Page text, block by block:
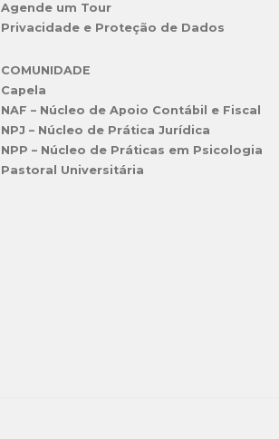
Agende um Tour
Privacidade e Proteção de Dados
COMUNIDADE
Capela
NAF – Núcleo de Apoio Contábil e Fiscal
NPJ – Núcleo de Prática Jurídica
NPP – Núcleo de Práticas em Psicologia
Pastoral Universitária